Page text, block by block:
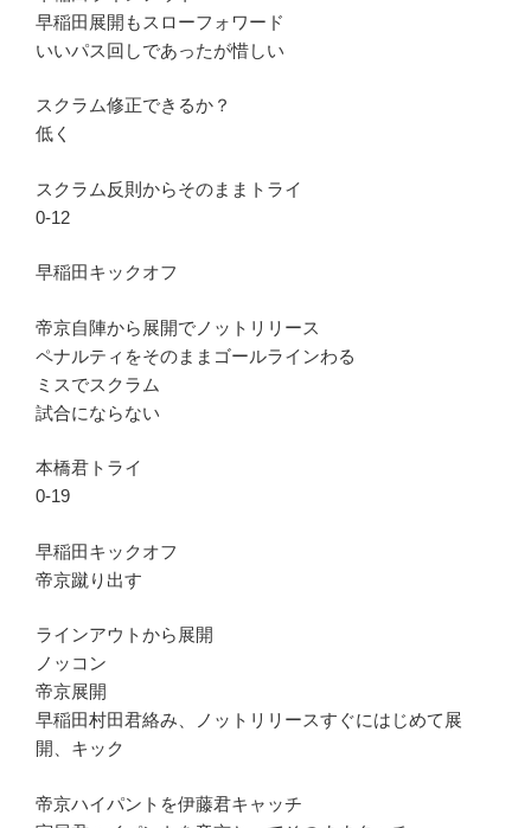
早稲田展開もスローフォワード
いいパス回しであったが惜しい
スクラム修正できるか？
低く
スクラム反則からそのままトライ
0-12
早稲田キックオフ
帝京自陣から展開でノットリリース
ペナルティをそのままゴールラインわる
ミスでスクラム
試合にならない
本橋君トライ
0-19
早稲田キックオフ
帝京蹴り出す
ラインアウトから展開
ノッコン
帝京展開
早稲田村田君絡み、ノットリリースすぐにはじめて展
開、キック
帝京ハイパントを伊藤君キャッチ